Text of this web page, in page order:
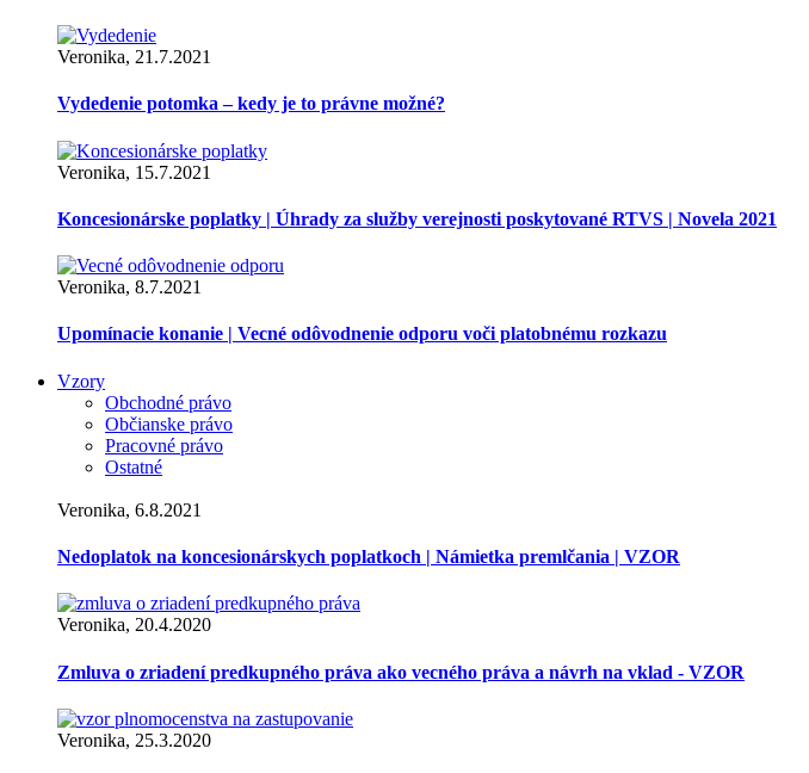
Veronika, 21.7.2021
Vydedenie potomka – kedy je to právne možné?
Veronika, 15.7.2021
Koncesionárske poplatky | Úhrady za služby verejnosti poskytované RTVS | Novela 2021
Veronika, 8.7.2021
Upomínacie konanie | Vecné odôvodnenie odporu voči platobnému rozkazu
Vzory
Obchodné právo
Občianske právo
Pracovné právo
Ostatné
Veronika, 6.8.2021
Nedoplatok na koncesionárskych poplatkoch | Námietka premlčania | VZOR
Veronika, 20.4.2020
Zmluva o zriadení predkupného práva ako vecného práva a návrh na vklad - VZOR
Veronika, 25.3.2020